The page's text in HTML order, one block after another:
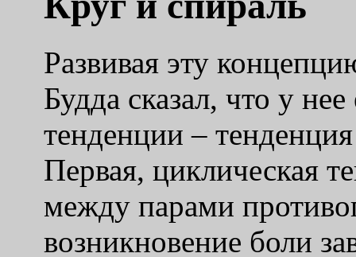
Развивая эту
Будда сказал, что у
тенденции –
Первая, циклическая
между парами
возникновение боли